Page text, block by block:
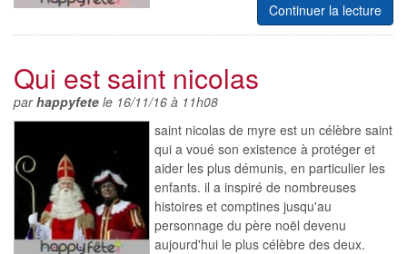
Continuer la lecture
Qui est saint nicolas
parhappyfete le 16/11/16 à 11h08
saint nicolas de myre est un célèbre saint
qui a voué son existence à protéger et
aider les plus démunis, en particulier les
enfants. il a inspiré de nombreuses
histoires et comptines jusqu'au
personnage du père noël devenu
aujourd'hui le plus célèbre des deux.